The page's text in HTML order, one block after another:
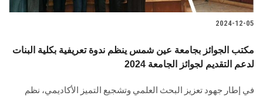
2024-12-05
مكتب الجوائز بجامعة عين شمس ينظم ندوة تعريفية بكلية البنات
لدعم التقديم لجوائز الجامعة 2024
في إطار جهود تعزيز البحث العلمي وتشجيع التميز الأكاديمي، ‏نظم